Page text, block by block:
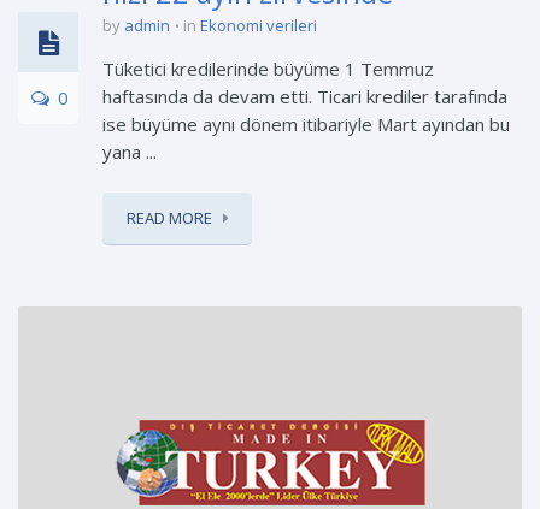
0
by admin in Ekonomi verileri
Tüketici kredilerinde büyüme 1 Temmuz
haftasında da devam etti. Ticari krediler tarafında
ise büyüme aynı dönem itibariyle Mart ayından bu
yana ...
READ MORE